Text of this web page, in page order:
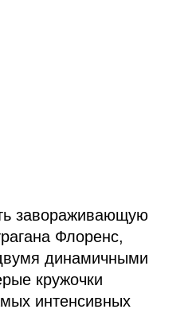
завораживающую
Флоренс,
динамичными
кружочки
интенсивных